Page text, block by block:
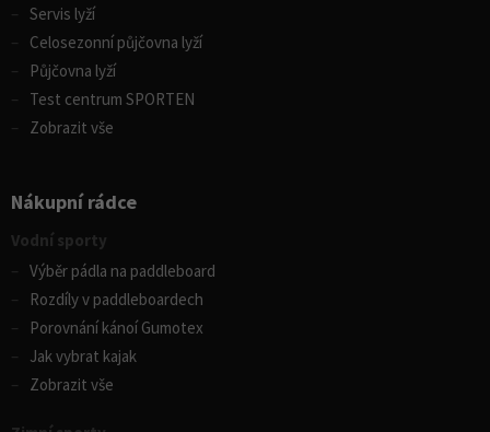
Servis lyží
Celosezonní půjčovna lyží
Půjčovna lyží
Test centrum SPORTEN
Zobrazit vše
Nákupní rádce
Vodní sporty
Výběr pádla na paddleboard
Rozdíly v paddleboardech
Porovnání kánoí Gumotex
Jak vybrat kajak
Zobrazit vše